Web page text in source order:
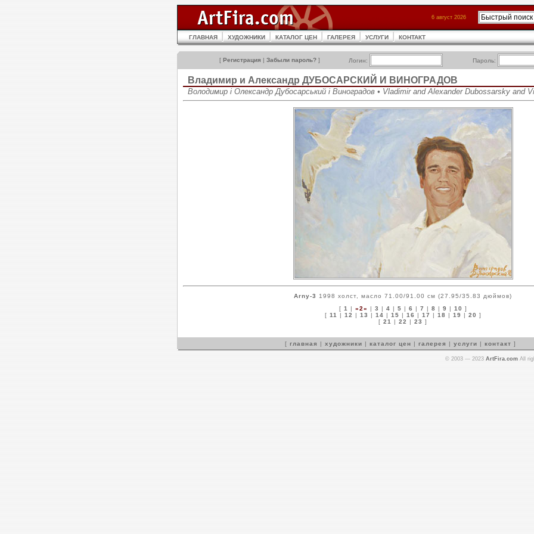
6 август 2026
ГЛАВНАЯ ХУДОЖНИКИ КАТАЛОГ ЦЕН ГАЛЕРЕЯ УСЛУГИ КОНТАКТ
[ Регистрация | Забыли пароль? ] Логин: Пароль:
Владимир и Александр ДУБОСАРСКИЙ И ВИНОГРАДОВ
Володимир і Олександр Дубосарський і Виноградов • Vladimir and Alexander Dubossarsky and
Arny-3
1998 холст, масло 71.00/91.00 см (27.95/35.83 дюймов)
[ 1 | »2« | 3 | 4 | 5 | 6 | 7 | 8 | 9 | 10 ]
[ 11 | 12 | 13 | 14 | 15 | 16 | 17 | 18 | 19 | 20 ]
[ 21 | 22 | 23 ]
[ главная | художники | каталог цен | галерея | услуги | контакт ]
© 2003 — 2023 ArtFira.com All